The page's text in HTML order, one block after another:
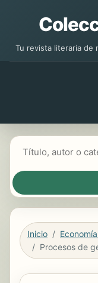
Tu revista literaria de
Inicio